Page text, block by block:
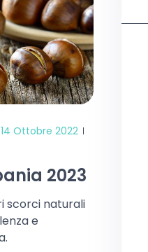
14 Ottobre 2022
2023
scorci naturali
e